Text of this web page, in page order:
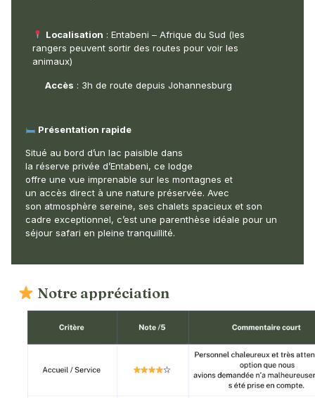
Localisation : Entabeni – Afrique du Sud (les
rangers peuvent sortir des routes pour voir les
animaux)
Accès : 3h de route depuis Johannesburg
Présentation rapide
Situé au bord d’un lac paisible dans
la réserve privée d’Entabeni, ce lodge
offre une vue imprenable sur les montagnes et
un accès direct à une nature préservée. Avec
son atmosphère sereine, ses chalets spacieux et son
cadre exceptionnel, c’est une parenthèse idéale pour un
séjour safari en pleine tranquillité.
Notre appréciation